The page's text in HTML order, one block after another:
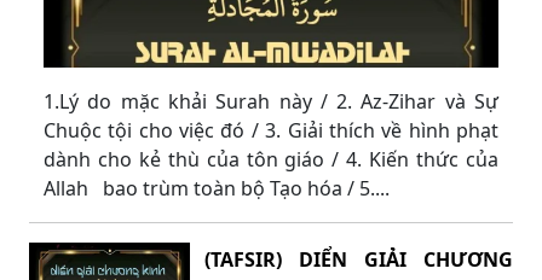
1.Lý do mặc khải Surah này / 2. Az-Zihar và Sự
Chuộc tội cho việc đó / 3. Giải thích về hình phạt
dành cho kẻ thù của tôn giáo / 4. Kiến thức của
Allah bao trùm toàn bộ Tạo hóa / 5....
(TAFSIR) DIỂN GIẢI CHƯƠNG